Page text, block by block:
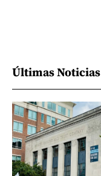
Últimas Noticias